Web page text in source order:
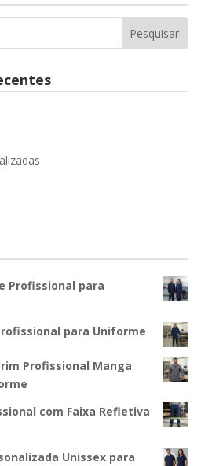
Profissional para
para Uniforme
Profissional Manga
com Faixa Refletiva
Unissex para